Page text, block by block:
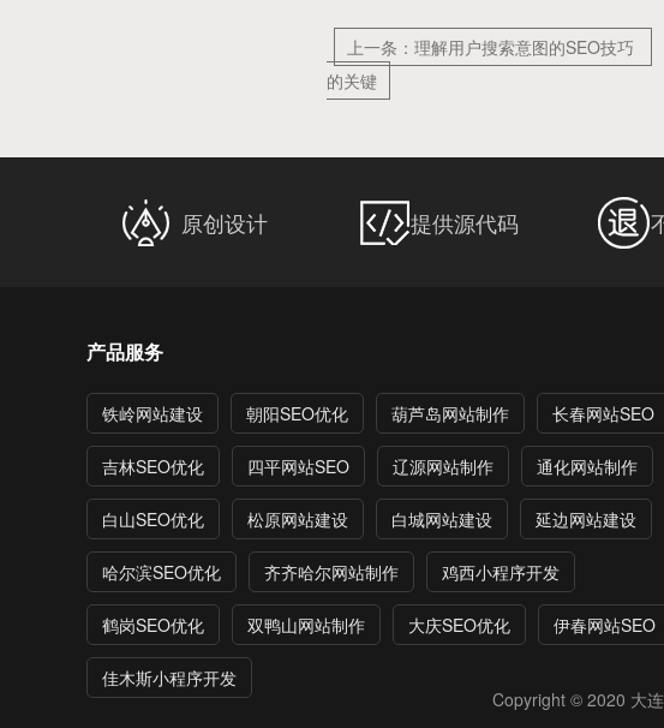
上一条：理解用户搜索意图的SEO技巧
的关键
原创设计 提供源代码
产品服务
铁岭网站建设 朝阳SEO优化 葫芦岛网站制作 长春网站SEO
吉林SEO优化 四平网站SEO 辽源网站制作 通化网站制作
白山SEO优化 松原网站建设 白城网站建设 延边网站建设
哈尔滨SEO优化 齐齐哈尔网站制作 鸡西小程序开发
鹤岗SEO优化 双鸭山网站制作 大庆SEO优化 伊春网站SEO
佳木斯小程序开发
Copyright © 2020 大